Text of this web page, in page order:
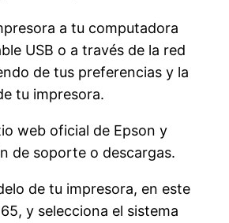
a tu computadora
USB o a través de la red
de tus preferencias y la
tu impresora.
web oficial de Epson y
de soporte o descargas.
de tu impresora, en este
y selecciona el sistema